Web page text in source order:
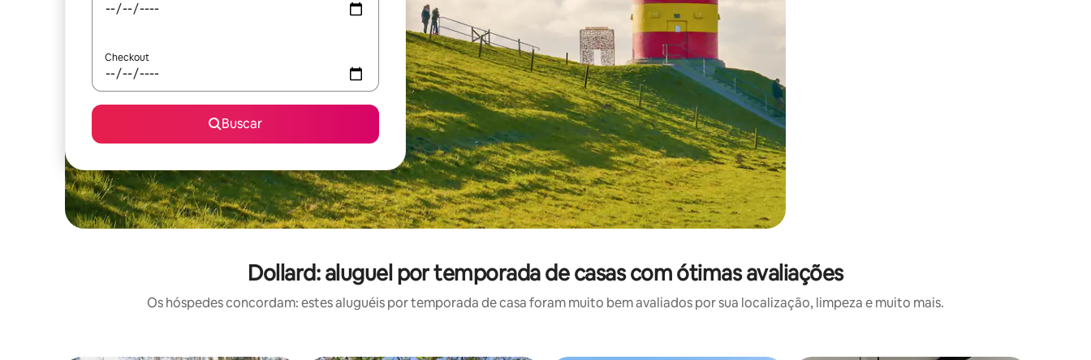
Checkout
Buscar
Dollard: aluguel por temporada de casas com ótimas avaliações
Os hóspedes concordam: estes aluguéis por temporada de casa foram muito bem avaliados por sua localização, limpeza e muito mais.